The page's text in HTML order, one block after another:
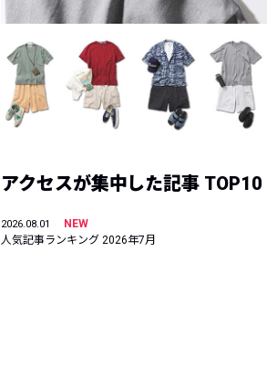
アクセスが集中した記事 TOP10
2026.08.01
NEW
人気記事ランキング 2026年7月